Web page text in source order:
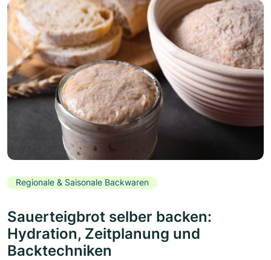
Regionale & Saisonale Backwaren
Sauerteigbrot selber backen:
Hydration, Zeitplanung und
Backtechniken